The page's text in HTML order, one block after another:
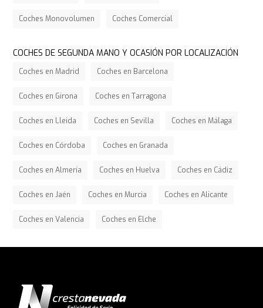
Coches Monovolumen Coches Comercial
COCHES DE SEGUNDA MANO Y OCASIÓN POR LOCALIZACIÓN
Coches en Madrid Coches en Barcelona
Coches en Girona Coches en Tarragona
Coches en Lleida Coches en Sevilla Coches en Málaga
Coches en Córdoba Coches en Granada
Coches en Almería Coches en Huelva Coches en Cádiz
Coches en Jaén Coches en Murcia Coches en Alicante
Coches en Valencia Coches en Elche